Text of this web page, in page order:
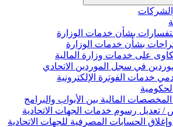
بشأن خدمات الوزارة
بشأن خدمات الوزارة
على خدمات وزارة المالية
في سجل الموردين الاتحادي
خدمات الفوترة الإلكترونية
المالية بين الأبواب والبرامج
رسوم خدمات الجهات الاتحادية
الحسابات المصرفية للجهات الاتحادية